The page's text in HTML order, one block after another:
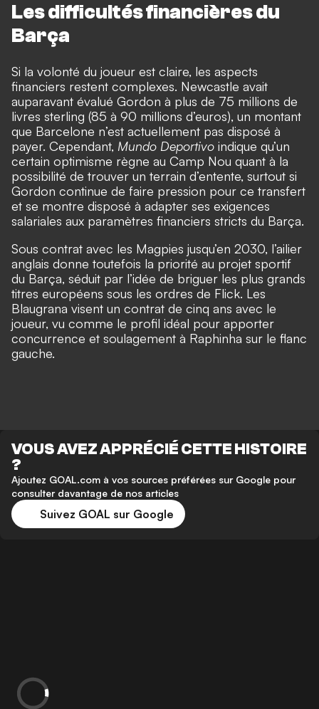
Les difficultés financières du
Barça
Si la volonté du joueur est claire, les aspects
financiers restent complexes. Newcastle avait
auparavant évalué Gordon à plus de 75 millions de
livres sterling (85 à 90 millions d’euros), un montant
que Barcelone n’est actuellement pas disposé à
payer. Cependant, Mundo Deportivo indique qu’un
certain optimisme règne au Camp Nou quant à la
possibilité de trouver un terrain d’entente, surtout si
Gordon continue de faire pression pour ce transfert
et se montre disposé à adapter ses exigences
salariales aux paramètres financiers stricts du Barça.
Sous contrat avec les Magpies jusqu’en 2030, l’ailier
anglais donne toutefois la priorité au projet sportif
du Barça, séduit par l’idée de briguer les plus grands
titres européens sous les ordres de Flick. Les
Blaugrana visent un contrat de cinq ans avec le
joueur, vu comme le profil idéal pour apporter
concurrence et soulagement à Raphinha sur le flanc
gauche.
VOUS AVEZ APPRÉCIÉ CETTE HISTOIRE
?
Ajoutez GOAL.com à vos sources préférées sur Google pour
consulter davantage de nos articles
Suivez GOAL sur Google